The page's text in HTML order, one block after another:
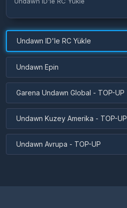
Undawn ID'le RC Yükle
Undawn Epin
Garena Undawn Global - TOP-UP
Undawn Kuzey Amerika - TOP-UP
Undawn Avrupa - TOP-UP